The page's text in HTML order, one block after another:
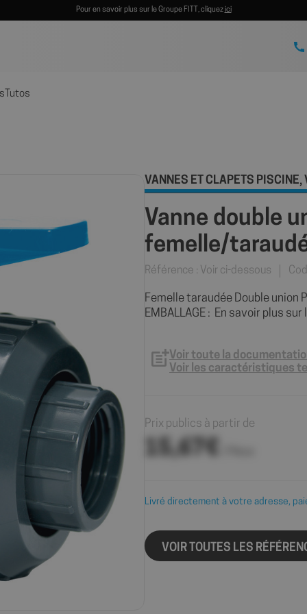
Pour en savoir plus sur le Groupe FITT, cliquezici
Tutos
VANNES ET CLAPETS PISCINE,
Vanne double
femelle/
Référence : Voir ci-dessous
Femelle taraudée Double union
EMBALLAGE : En savoir plus
Voir toute la
Voir les caractéristiques
Prix publics à partir de
15,67€
Livré directement à votre adresse,
VOIR TOUTES LES